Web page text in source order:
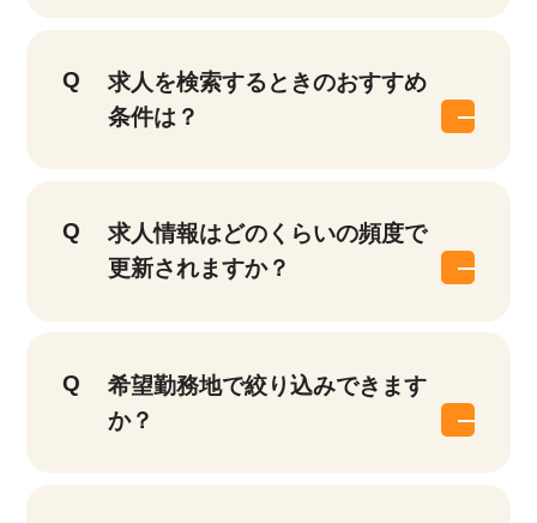
求人を検索するときのおすすめ
条件は？
求人情報はどのくらいの頻度で
更新されますか？
希望勤務地で絞り込みできます
か？